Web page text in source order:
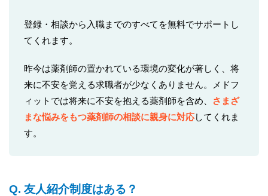
登録・相談から入職までのすべてを無料でサポートし
てくれます。
昨今は薬剤師の置かれている環境の変化が著しく、将
来に不安を覚える求職者が少なくありません。メドフ
ィットでは将来に不安を抱える薬剤師を含め、
さまざ
まな悩みをもつ薬剤師の相談に親身に対応してくれま
す。
Q. 友人紹介制度はある？